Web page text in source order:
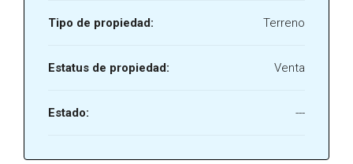
Tipo de propiedad: Terreno
Estatus de propiedad: Venta
Estado: ---